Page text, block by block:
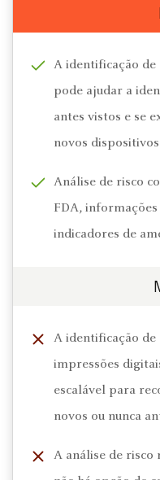
A identificação de
pode ajudar a
antes vistos e se
novos
Análise de risco
FDA, informações
indicadores de
A identificação de
impressões
escalável para
novos ou nunca
A análise de risco